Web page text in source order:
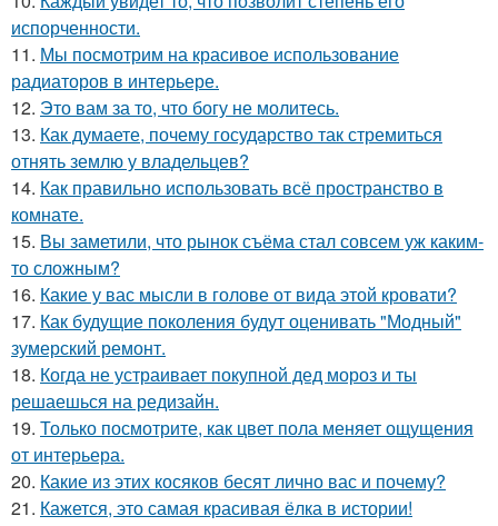
испорченности.
11. Мы посмотрим на красивое использование
радиаторов в интерьере.
12. Это вам за то, что богу не молитесь.
13. Как думаете, почему государство так стремиться
отнять землю у владельцев?
14. Как правильно использовать всё пространство в
комнате.
15. Вы заметили, что рынок съёма стал совсем уж каким-
то сложным?
16. Какие у вас мысли в голове от вида этой кровати?
17. Как будущие поколения будут оценивать "Модный"
зумерский ремонт.
18. Когда не устраивает покупной дед мороз и ты
решаешься на редизайн.
19. Только посмотрите, как цвет пола меняет ощущения
от интерьера.
20. Какие из этих косяков бесят лично вас и почему?
21. Кажется, это самая красивая ёлка в истории!